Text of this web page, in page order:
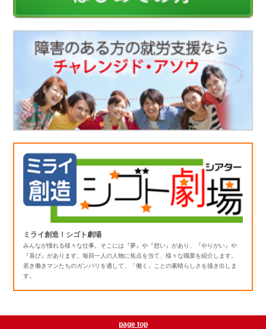
ミライ創造！シゴト劇場
みんなが憧れる様々な仕事。そこには『夢』や『想い』があり、『やりがい』や
『喜び』があります。毎回一人の人物に焦点を当て、様々な職業を紹介します。
若き働きマンたちのガンバリを通して、「働く」ことの素晴らしさを描き出しま
す。
page top